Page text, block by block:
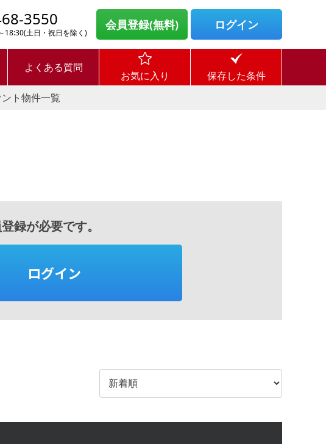
3550
18:30(土日・祝日を除く)
会員登録(無料) ログイン
よくある質問
お気に入り
保存した条件
ト物件一覧
録が必要です。
ログイン